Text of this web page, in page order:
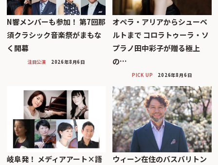
N響メンバーも参加！ 第7回那
須クラシック音楽祭がまもな
く開幕
注目公演 2026年8月6日
オペラ・アリアからシューベ
ルトまで コロラトゥーラ・ソ
プラノ田中彩子が贈る極上
の…
PICK UP 2026年8月6日
岐阜発！ メディアアート×語
ウィーン在住のバスバリトン